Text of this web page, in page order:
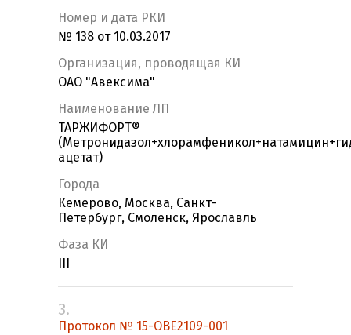
Номер и дата РКИ
№ 138 от 10.03.2017
Организация, проводящая КИ
ОАО "Авексима"
Наименование ЛП
ТАРЖИФОРТ®
ацетат)
Города
Кемерово, Москва, Санкт-
Петербург, Смоленск, Ярославль
Фаза КИ
3.
Протокол № 15-ОВЕ2109-001